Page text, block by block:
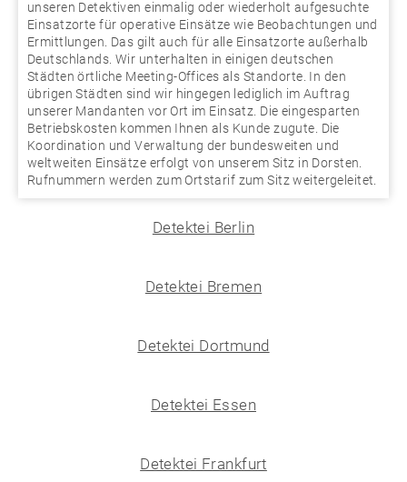
unseren Detektiven einmalig oder wiederholt aufgesuchte
Einsatzorte für operative Einsätze wie Beobachtungen und
Ermittlungen. Das gilt auch für alle Einsatzorte außerhalb
Deutschlands. Wir unterhalten in einigen deutschen
Städten örtliche Meeting-Offices als Standorte. In den
übrigen Städten sind wir hingegen lediglich im Auftrag
unserer Mandanten vor Ort im Einsatz. Die eingesparten
Betriebskosten kommen Ihnen als Kunde zugute. Die
Koordination und Verwaltung der bundesweiten und
weltweiten Einsätze erfolgt von unserem Sitz in Dorsten.
Rufnummern werden zum Ortstarif zum Sitz weitergeleitet.
Detektei Berlin
Detektei Bremen
Detektei Dortmund
Detektei Essen
Detektei Frankfurt